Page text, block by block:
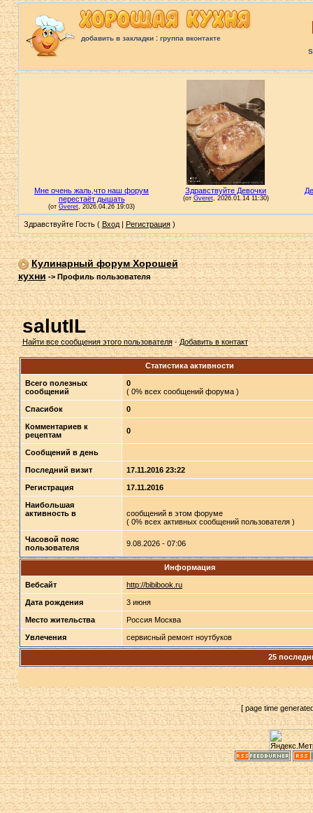
добавить в закладки: группа вконтакте
Здравствуйте Гость ( Вход| Регистрация)
Кулинарный форум Хорошей
кухни->Профиль пользователя
salutIL
Найти все сообщения этого пользователя·Добавить в контакт
Статистика активности
Всего полезных
сообщений
0
( 0% всех сообщений форума )
Спасибок 0
Комментариев к
рецептам
0
Сообщений в день
Последний визит 17.11.2016 23:22
Регистрация 17.11.2016
Наибольшая
активность в
сообщений в этом форуме
( 0% всех активных сообщений пользователя )
Часовой пояс
пользователя
9.08.2026 - 07:06
Информация
Вебсайт http://bibibook.ru
Дата рождения 3 июня
Место жительства Россия Москва
Увлечения сервисный ремонт ноутбуков
25
[ page time